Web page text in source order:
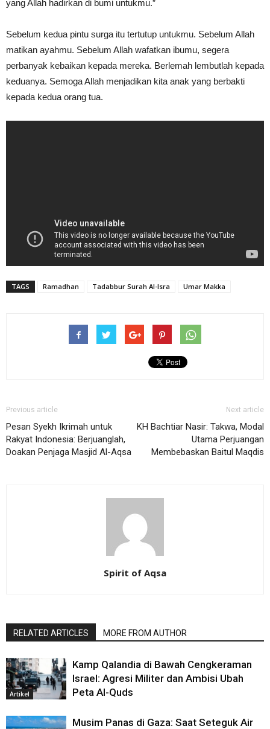
yang Allah hadirkan di bumi untukmu.”
Sebelum kedua pintu surga itu tertutup untukmu. Sebelum Allah
matikan ayahmu. Sebelum Allah wafatkan ibumu, segera
perbanyak kebaikan kepada mereka. Berlemah lembutlah kepada
keduanya. Semoga Allah menjadikan kita anak yang berbakti
kepada kedua orang tua.
TAGS Ramadhan Tadabbur Surah Al-Isra Umar Makka
Previous article
Pesan Syekh Ikrimah untuk
Rakyat Indonesia: Berjuanglah,
Doakan Penjaga Masjid Al-Aqsa
Next article
KH Bachtiar Nasir: Takwa, Modal
Utama Perjuangan
Membebaskan Baitul Maqdis
Spirit of Aqsa
RELATED ARTICLES MORE FROM AUTHOR
Artikel
Kamp Qalandia di Bawah Cengkeraman
Israel: Agresi Militer dan Ambisi Ubah
Peta Al-Quds
Musim Panas di Gaza: Saat Seteguk Air